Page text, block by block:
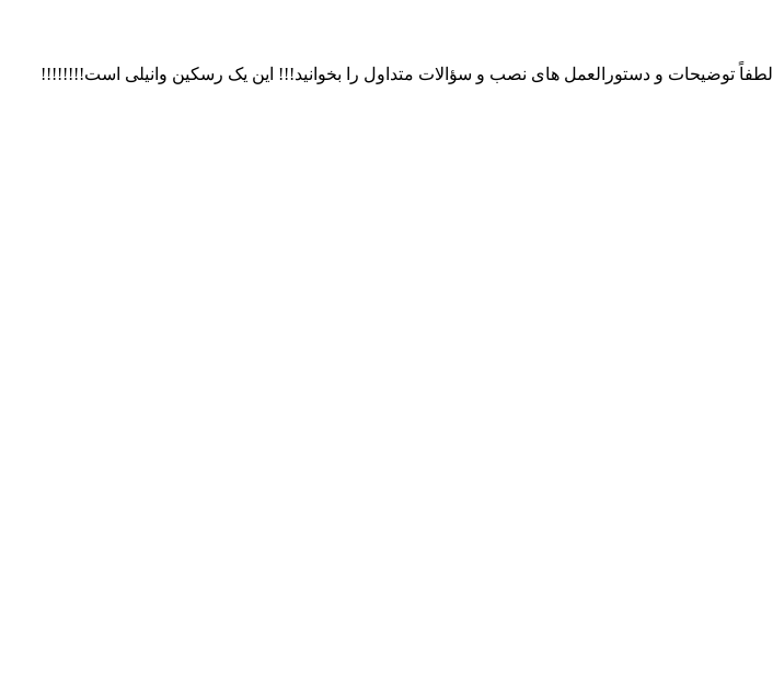
لطفاً این پیوند را با نسخه جدید: https://steamcommunity.com/sharedfiles/filedetails/?id=2426367502 لطفاً توضیحات و دستورالعمل های نصب و سؤالات متداول را بخوانید!!! این یک رسکین وانیلی است!!!!!!!!